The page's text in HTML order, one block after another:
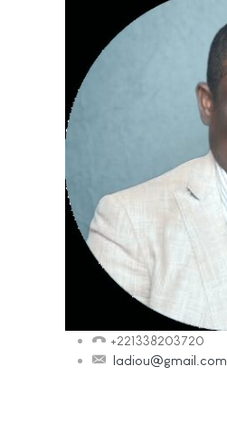
+221338203720
ladiou@gmail.com